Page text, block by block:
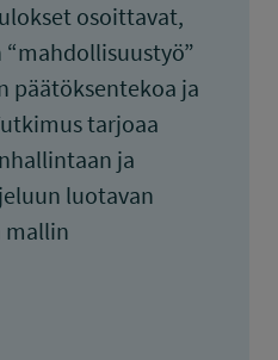
osoittavat,
päätöksentekoa ja
tarjoaa
ja
luotavan
mallin